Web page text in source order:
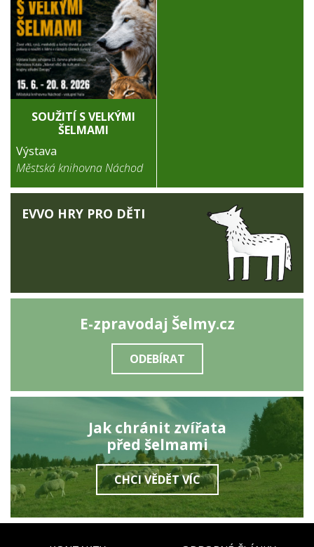
SOUŽITÍ S VELKÝMI
ŠELMAMI
Výstava
Městská knihovna Náchod
EVVO HRY PRO DĚTI
E-zpravodaj Šelmy.cz
ODEBÍRAT
Jak chránit zvířata
před šelmami
CHCI VĚDĚT VÍC